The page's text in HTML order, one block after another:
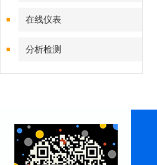
在线仪表
分析检测